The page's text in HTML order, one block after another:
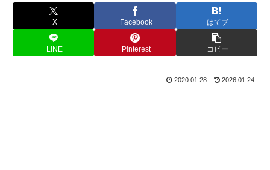
X Facebook はてブ
LINE Pinterest コピー
2020.01.28 2026.01.24